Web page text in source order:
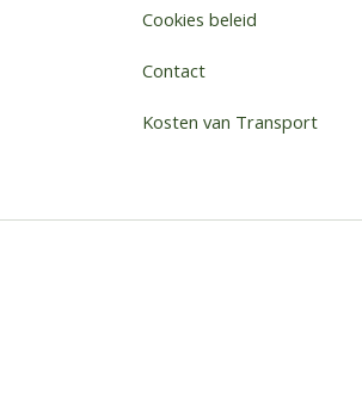
Cookies beleid
Contact
Kosten van Transport